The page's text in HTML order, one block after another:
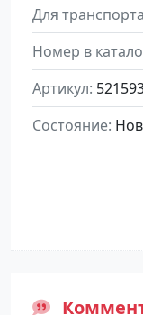
Для транспорта
Номер в
Артикул
Состояние